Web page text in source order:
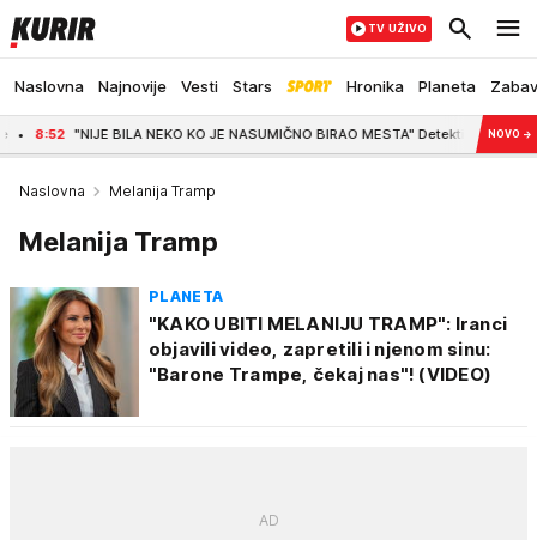
Naslovna Najnovije Vesti Stars Hronika Planeta
TV UŽIVO
"NIJE BILA NEKO KO JE NASUMIČNO BIRAO MESTA" Detektiv o turskomNOVO →
Naslovna Melanija Tramp
Melanija Tramp
PLANETA
"KAKO UBITI MELANIJU TRAMP": Iranci
objavili video, zapretili i njenom sinu:
"Barone Trampe, čekaj nas"! (VIDEO)